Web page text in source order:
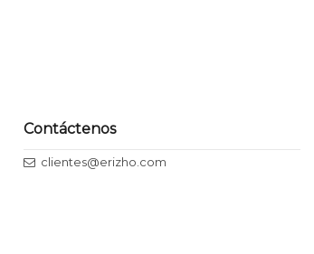
Contáctenos
clientes@erizho.com